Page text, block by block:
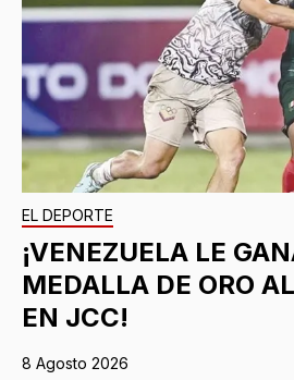
EL DEPORTE
¡VENEZUELA LE
MEDALLA DE ORO
EN JCC!
8 Agosto 2026